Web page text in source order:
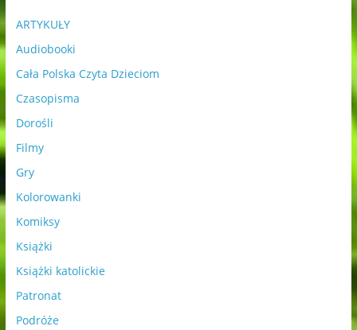
ARTYKUŁY
Audiobooki
Cała Polska Czyta Dzieciom
Czasopisma
Dorośli
Filmy
Gry
Kolorowanki
Komiksy
Książki
Książki katolickie
Patronat
Podróże